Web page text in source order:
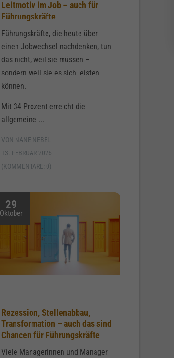
Leitmotiv im Job – auch für
Führungskräfte
Führungskräfte, die heute über
einen Jobwechsel nachdenken, tun
das nicht, weil sie müssen –
sondern weil sie es sich leisten
können.
Mit 34 Prozent erreicht die
allgemeine ...
VON NANE NEBEL
13. FEBRUAR 2026
(KOMMENTARE: 0)
29
Oktober
Rezession, Stellenabbau,
Transformation – auch das sind
Chancen für Führungskräfte
Viele Managerinnen und Manager